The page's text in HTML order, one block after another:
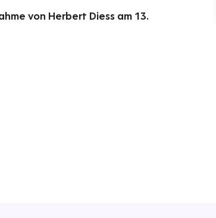
von Herbert Diess am 13.